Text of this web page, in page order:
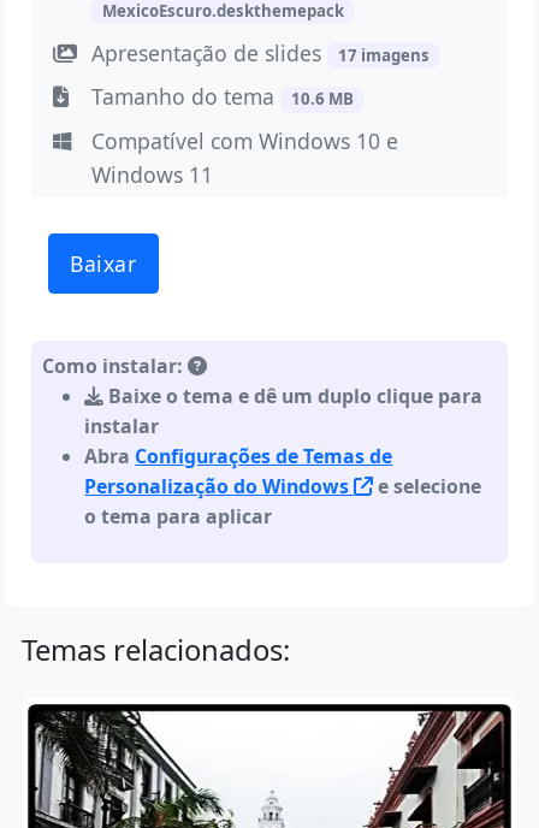
MexicoEscuro.deskthemepack
Apresentação de slides 17 imagens
Tamanho do tema 10.6 MB
Compatível com Windows 10 e
Windows 11
Baixar
Como instalar:
Baixe o tema e dê um duplo clique para
instalar
Abra Configurações de Temas de
Personalização do Windows
e selecione
o tema para aplicar
Temas relacionados: